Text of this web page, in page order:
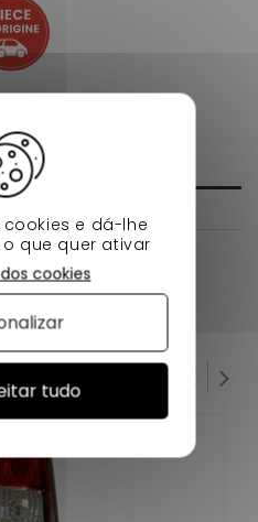
evo 400.4 500.4 500.5
categoria:
cookies e dá-lhe
que quer ativar
tudo
cookies